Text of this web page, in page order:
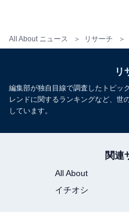
All About ニュース リサーチ
リ
編集部が独自目線で調査したトピッ
レンドに関するランキングなど、世
しています。
関連
All About
イチオシ